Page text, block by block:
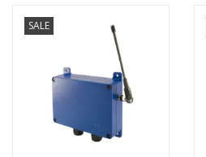
SALE